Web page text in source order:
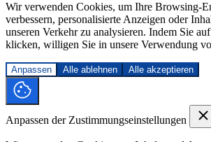
Wir verwenden Cookies, um Ihre Browsing-
verbessern, personalisierte Anzeigen oder
unseren Verkehr zu analysieren. Indem Sie
klicken, willigen Sie in unsere Verwendung
Anpassen Alle ablehnen Alle akzeptieren
Anpassen der Zustimmungseinstellungen